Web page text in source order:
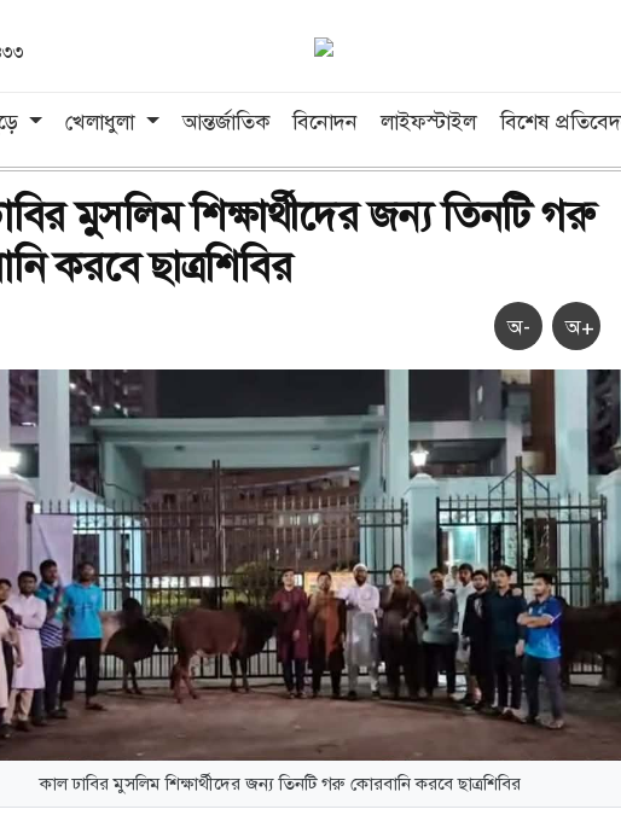
খেলাধুলা আন্তর্জাতিক বিনোদন লাইফস্টাইল বিশেষ
মুসলিম শিক্ষার্থীদের জন্য তিনটি গরু
করবে ছাত্রশিবির
অ- অ+
কাল ঢাবির মুসলিম শিক্ষার্থীদের জন্য তিনটি গরু কোরবানি করবে ছাত্রশিবির